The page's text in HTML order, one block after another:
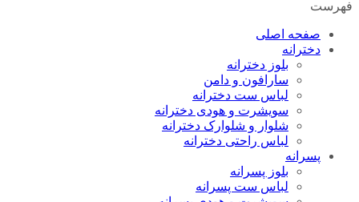
فهرست
صفحه اصلی
دخترانه
بلوز دخترانه
سارافون و دامن
لباس ست دخترانه
سویشرت و هودی دخترانه
شلوار و شلوارک دخترانه
لباس راحتی دخترانه
پسرانه
بلوز پسرانه
لباس ست پسرانه